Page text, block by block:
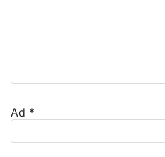
Ad *